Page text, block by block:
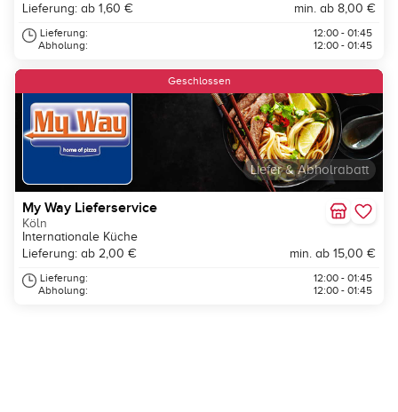
Lieferung: ab 1,60 €
min. ab 8,00 €
Lieferung:
Abholung:
12:00 - 01:45
12:00 - 01:45
Liefer & Abholrabatt
Geschlossen
My Way Lieferservice
Köln
Internationale Küche
Lieferung: ab 2,00 €
min. ab 15,00 €
Lieferung:
Abholung:
12:00 - 01:45
12:00 - 01:45